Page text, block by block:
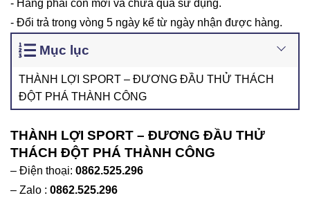
- Hàng phải còn mới và chưa qua sử dụng.
- Đổi trả trong vòng 5 ngày kể từ ngày nhận được hàng.
Mục lục
THÀNH LỢI SPORT – ĐƯƠNG ĐẦU THỬ THÁCH
ĐỘT PHÁ THÀNH CÔNG
THÀNH LỢI SPORT – ĐƯƠNG ĐẦU THỬ
THÁCH ĐỘT PHÁ THÀNH CÔNG
– Điện thoại: 0862.525.296
– Zalo : 0862.525.296